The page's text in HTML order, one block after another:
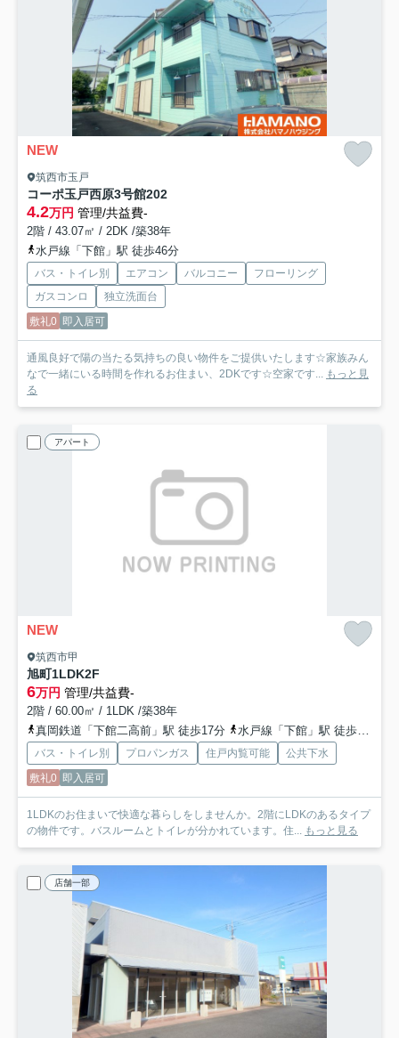
NEW
筑西市玉戸
コーポ玉戸西原3号館202
4.2万円 管理/共益費-
2階 / 43.07㎡ / 2DK /築38年
水戸線「下館」駅 徒歩46分
バス・トイレ別 エアコン バルコニー
フローリング
ガスコンロ
独立洗面台
敷礼0 即入居可
通風良好で陽の当たる気持ちの良い物件をご提供いたします☆家族みん
なで一緒にいる時間を作れるお住まい、2DKです☆空家です... もっと見
る
アパート
NEW
筑西市甲
旭町1LDK2F
6万円 管理/共益費-
2階 / 60.00㎡ / 1LDK /築38年
真岡鉄道「下館二高前」駅 徒歩17分
水戸線「下館」駅 徒歩16分
バス・トイレ別 プロパンガス 住戸内覧可能
公共下水
敷礼0 即入居可
1LDKのお住まいで快適な暮らしをしませんか。2階にLDKのあるタイプ
の物件です。バスルームとトイレが分かれています。住... もっと見る
店舗一部